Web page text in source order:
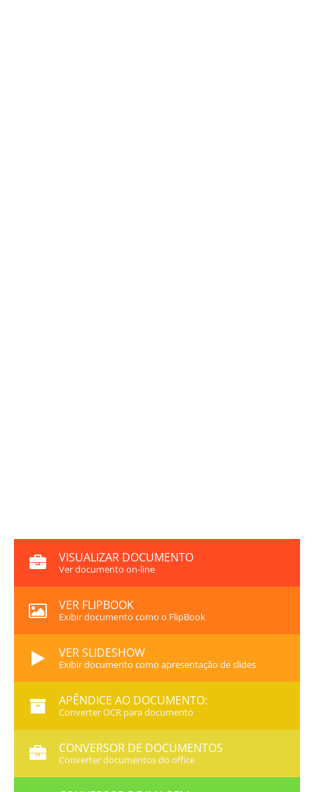
VISUALIZAR DOCUMENTO
Ver documento on-line
VER FLIPBOOK
Exibir documento como o FlipBook
VER SLIDESHOW
Exibir documento como apresentação de slides
APÊNDICE AO DOCUMENTO:
Converter OCR para documento
CONVERSOR DE DOCUMENTOS
Converter documentos do office